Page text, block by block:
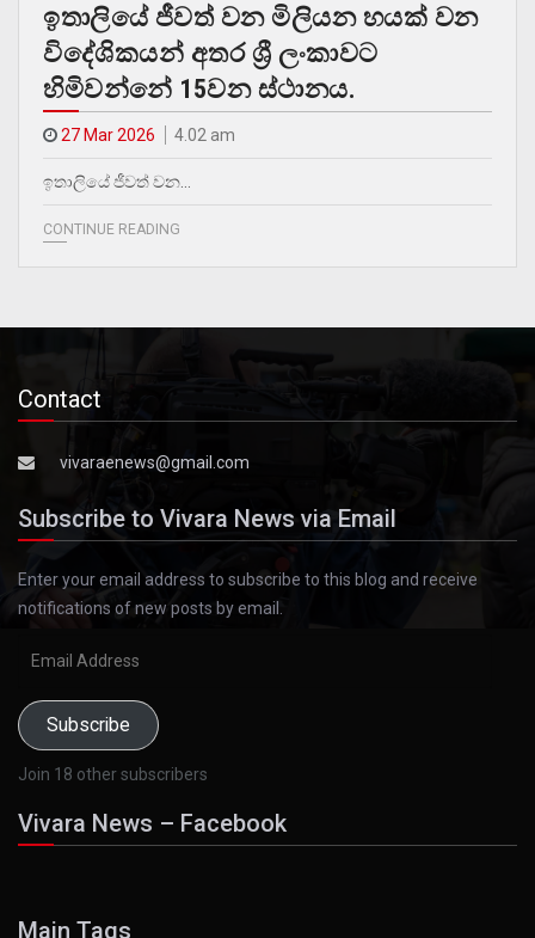
ඉතාලියේ ජීවත් වන මිලියන හයක් වන
විදේශිකයන් අතර ශ්‍රී ලංකාවට
හිමිවන්නේ 15වන ස්ථානය.
27 Mar 2026 4.02 am
ඉතාලියේ ජීවත් වන…
CONTINUE READING
Contact
vivaraenews@gmail.com
Subscribe to Vivara News via Email
Enter your email address to subscribe to this blog and receive
notifications of new posts by email.
Subscribe
Join 18 other subscribers
Vivara News – Facebook
Main Tags